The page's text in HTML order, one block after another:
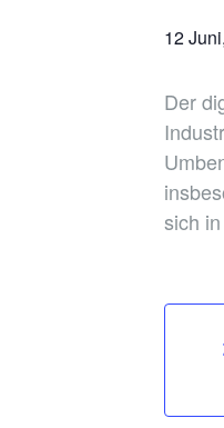
12
Der
sich